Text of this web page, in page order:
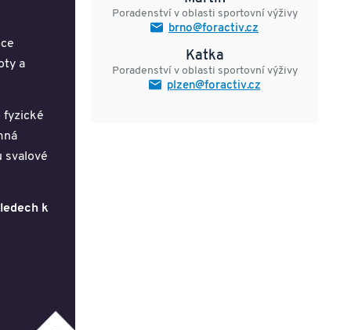
a
fyzické
svalové
k
Poradenství v oblasti sportovní výživy
brno@foractiv.cz
Katka
Poradenství v oblasti sportovní výživy
plzen@foractiv.cz